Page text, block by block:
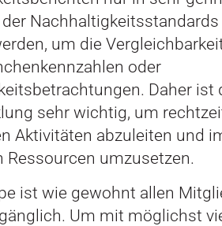
der
um die
oder
Daher ist
sehr wichtig, um
Aktivitäten abzuleiten und
Ressourcen umzusetzen.
ist wie gewohnt allen
Um mit möglichst